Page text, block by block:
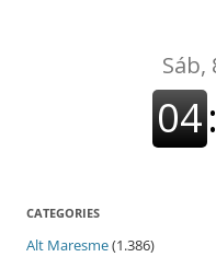
CATEGORIES
Alt Maresme(1.386)